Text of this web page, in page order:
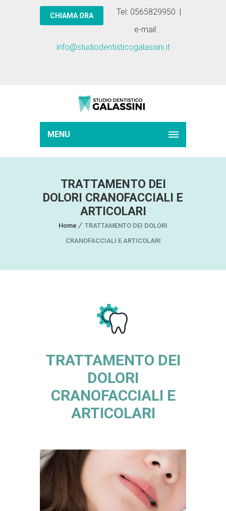
Tel: 0565829950 |
e-mail:
info@studiodentisticogalassini.it
MENU
TRATTAMENTO DEI
DOLORI CRANOFACCIALI E
ARTICOLARI
Home
TRATTAMENTO DEI DOLORI
CRANOFACCIALI E ARTICOLARI
TRATTAMENTO DEI
DOLORI
CRANOFACCIALI E
ARTICOLARI